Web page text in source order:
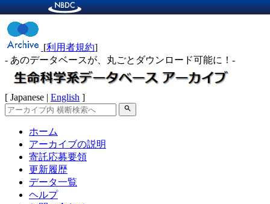
[利用者規約]
- あのデータベースが、丸ごとダウンロード可能に！-
[ Japanese | English ]
search
ホーム
アーカイブの説明
寄託応募要領
更新履歴
データ一覧
ヘルプ